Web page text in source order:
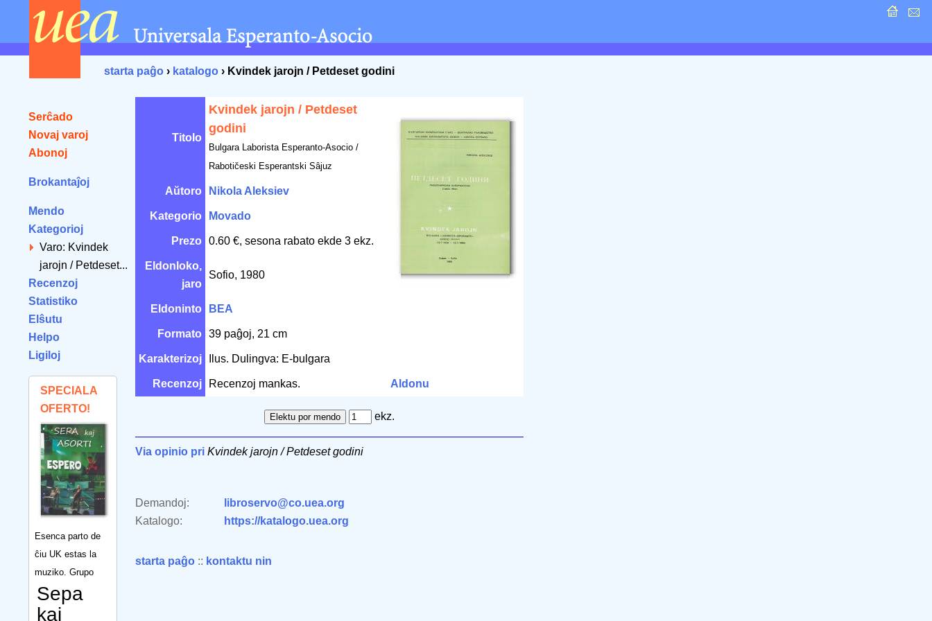
starta paĝo › katalogo › Kvindek jarojn / Petdeset godini
Serĉado
Novaj varoj
Abonoj
Brokantaĵoj
Mendo
Kategorioj
Varo: Kvindek
jarojn / Petdeset...
Recenzoj
Statistiko
Elŝutu
Helpo
Ligiloj
SPECIALA
OFERTO!
Esenca parto de
ĉiu UK estas la
muziko. Grupo
Sepa
kaj
Titolo
Kvindek jarojn / Petdeset
godini
Bulgara Laborista Esperanto-Asocio /
Rabotičeski Esperantski Sâjuz
Aŭtoro Nikola Aleksiev
Kategorio Movado
Prezo 0.60 €, sesona rabato ekde 3 ekz.
Eldonloko,
jaro
Sofio, 1980
Eldoninto BEA
Formato 39 paĝoj, 21 cm
Karakterizoj Ilus. Dulingva: E-bulgara
Recenzoj Recenzoj mankas. Aldonu
ekz.
Via opinio pri Kvindek jarojn / Petdeset godini
Demandoj:
libroservo@co.uea.org
Katalogo:
https://katalogo.uea.org
starta paĝo :: kontaktu nin